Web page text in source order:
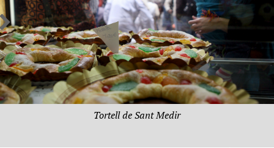
Tortell de Sant Medir